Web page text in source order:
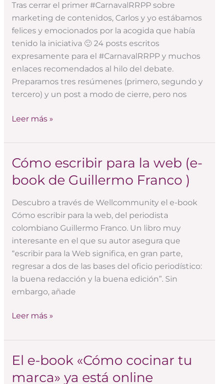
Tras cerrar el primer #CarnavalRRPP sobre
marketing de contenidos, Carlos y yo estábamos
felices y emocionados por la acogida que había
tenido la iniciativa 🙂 24 posts escritos
expresamente para el #CarnavalRRPP y muchos
enlaces recomendados al hilo del debate.
Preparamos tres resúmenes (primero, segundo y
tercero) y un post a modo de cierre, pero nos
contenidos:
recopilación
del
primer
#CarnavalRRPP
Leer más »
Cómo escribir para la web (e-
book de Guillermo Franco )
Descubro a través de Wellcommunity el e-book
Cómo escribir para la web, del periodista
colombiano Guillermo Franco. Un libro muy
interesante en el que su autor asegura que
“escribir para la Web significa, en gran parte,
regresar a dos de las bases del oficio periodístico:
la buena redacción y la buena edición”. Sin
embargo, añade
Cómo
escribir
para
la
web
book
de
Franco
Leer más »
El e-book «Cómo cocinar tu
marca» ya está online
El